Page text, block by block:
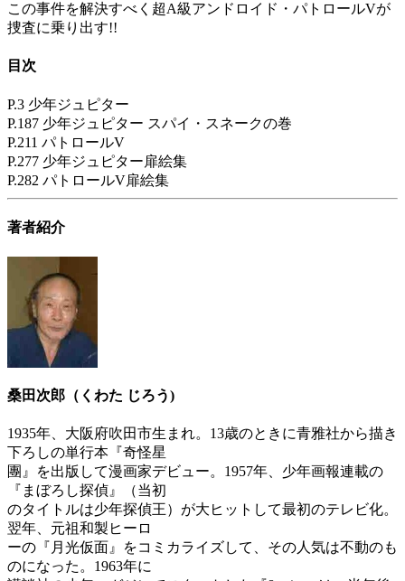
この事件を解決すべく超A級アンドロイド・パトロールVが
捜査に乗り出す!!
目次
P.3 少年ジュピター
P.187 少年ジュピター スパイ・スネークの巻
P.211 パトロールV
P.277 少年ジュピター扉絵集
P.282 パトロールV扉絵集
著者紹介
桑田次郎（くわた じろう)
1935年、大阪府吹田市生まれ。13歳のときに青雅社から描き
下ろしの単行本『奇怪星
團』を出版して漫画家デビュー。1957年、少年画報連載の
『まぼろし探偵』（当初
のタイトルは少年探偵王）が大ヒットして最初のテレビ化。
翌年、元祖和製ヒーロ
ーの『月光仮面』をコミカライズして、その人気は不動のも
のになった。1963年に